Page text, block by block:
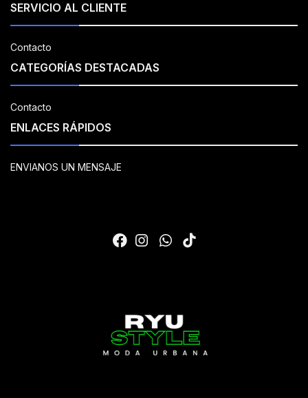
SERVICIO AL CLIENTE
Contacto
CATEGORÍAS DESTACADAS
Contacto
ENLACES RÁPIDOS
ENVIANOS UN MENSAJE